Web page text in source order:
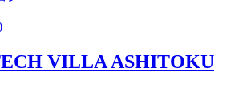
VILLA ASHITOKU